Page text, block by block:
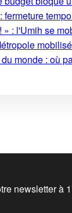
: l'Umih se
monde : où
newsletter à